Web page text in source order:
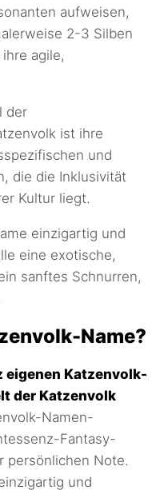
aufweisen,
2-3 Silben
agile,
der
ist ihre
und
die die Inklusivität
Kultur liegt.
einzigartig und
eine exotische,
sanftes Schnurren,
Name?
eigenen Katzenvolk-
der Katzenvolk
Namen-
Fantasy-
persönlichen Note.
und